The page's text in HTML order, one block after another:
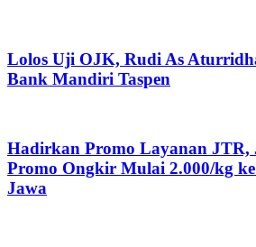
Lolos Uji OJK, Rudi As
Bank Mandiri Taspen
Hadirkan Promo Layanan JTR,
Promo Ongkir Mulai 2.000/kg
Jawa